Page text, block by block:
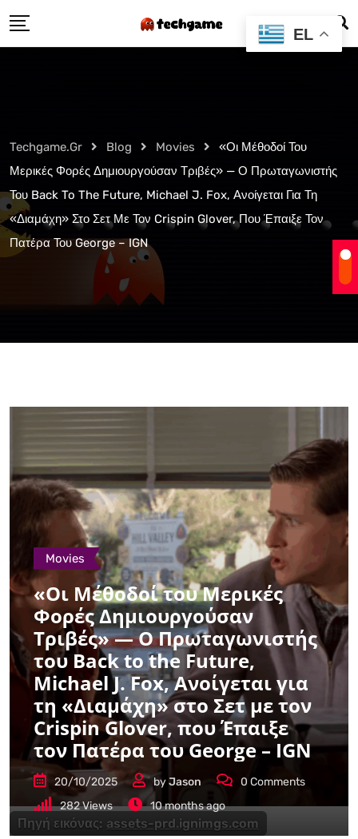
to
Techgame.gr Blog Movies
«Οι Μέθοδοί Του
Μερικές Φορές Δημιουργούσαν Τριβές» — Ο Πρωταγωνιστής
Του Back To The Future, Michael J. Fox, Ανοίγεται Για Τη
«Διαμάχη» Στο Σετ Με Τον Crispin Glover, Που Έπαιξε Τον
Πατέρα Του George – IGN
Πηγή εικόνας: assets-prd.ignimgs.com
Movies
«Οι Μέθοδοί του Μερικές
Φορές Δημιουργούσαν
Τριβές» — Ο Πρωταγωνιστής
του Back to the Future,
Michael J. Fox, Ανοίγεται για
τη «Διαμάχη» στο Σετ με τον
Crispin Glover, που Έπαιξε
τον Πατέρα του George – IGN
20/10/2025 byJason 0 Comments
282Views 10 months ago
EL